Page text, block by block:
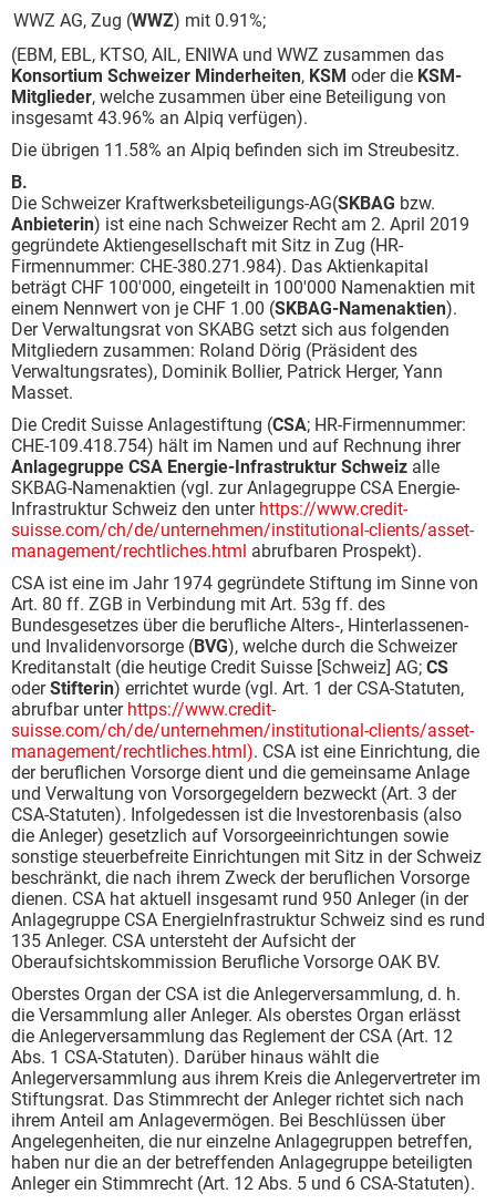
WWZ AG, Zug (WWZ) mit 0.91%;
(EBM, EBL, KTSO, AIL, ENIWA und WWZ zusammen das
Konsortium Schweizer Minderheiten, KSM oder die KSM-
Mitglieder, welche zusammen über eine Beteiligung von
insgesamt 43.96% an Alpiq verfügen).
Die übrigen 11.58% an Alpiq befinden sich im Streubesitz.
B.
Die Schweizer Kraftwerksbeteiligungs-AG(SKBAG bzw.
Anbieterin) ist eine nach Schweizer Recht am 2. April 2019
gegründete Aktiengesellschaft mit Sitz in Zug (HR-
Firmennummer: CHE-380.271.984). Das Aktienkapital
beträgt CHF 100'000, eingeteilt in 100'000 Namenaktien mit
einem Nennwert von je CHF 1.00 (SKBAG-Namenaktien).
Der Verwaltungsrat von SKABG setzt sich aus folgenden
Mitgliedern zusammen: Roland Dörig (Präsident des
Verwaltungsrates), Dominik Bollier, Patrick Herger, Yann
Masset.
Die Credit Suisse Anlagestiftung (CSA; HR-Firmennummer:
CHE-109.418.754) hält im Namen und auf Rechnung ihrer
Anlagegruppe CSA Energie-Infrastruktur Schweiz alle
SKBAG-Namenaktien (vgl. zur Anlagegruppe CSA Energie-
Infrastruktur Schweiz den unter https://www.credit-
suisse.com/ch/de/unternehmen/institutional-clients/asset-
management/rechtliches.html abrufbaren Prospekt).
CSA ist eine im Jahr 1974 gegründete Stiftung im Sinne von
Art. 80 ff. ZGB in Verbindung mit Art. 53g ff. des
Bundesgesetzes über die berufliche Alters‑, Hinterlassenen-
und Invalidenvorsorge (BVG), welche durch die Schweizer
Kreditanstalt (die heutige Credit Suisse [Schweiz] AG; CS
oderStifterin) errichtet wurde (vgl. Art. 1 der CSA-Statuten,
abrufbar unter https://www.credit-
suisse.com/ch/de/unternehmen/institutional-clients/asset-
management/rechtliches.html). CSA ist eine Einrichtung, die
der beruflichen Vorsorge dient und die gemeinsame Anlage
und Verwaltung von Vorsorgegeldern bezweckt (Art. 3 der
CSA-Statuten). Infolgedessen ist die Investorenbasis (also
die Anleger) gesetzlich auf Vorsorgeeinrichtungen sowie
sonstige steuerbefreite Einrichtungen mit Sitz in der Schweiz
beschränkt, die nach ihrem Zweck der beruflichen Vorsorge
dienen. CSA hat aktuell insgesamt rund 950 Anleger (in der
Anlagegruppe CSA EnergieInfrastruktur Schweiz sind es rund
135 Anleger. CSA untersteht der Aufsicht der
Oberaufsichtskommission Berufliche Vorsorge OAK BV.
Oberstes Organ der CSA ist die Anlegerversammlung, d. h.
die Versammlung aller Anleger. Als oberstes Organ erlässt
die Anlegerversammlung das Reglement der CSA (Art. 12
Abs. 1 CSA-Statuten). Darüber hinaus wählt die
Anlegerversammlung aus ihrem Kreis die Anlegervertreter im
Stiftungsrat. Das Stimmrecht der Anleger richtet sich nach
ihrem Anteil am Anlagevermögen. Bei Beschlüssen über
Angelegenheiten, die nur einzelne Anlagegruppen betreffen,
haben nur die an der betreffenden Anlagegruppe beteiligten
Anleger ein Stimmrecht (Art. 12 Abs. 5 und 6 CSA-Statuten).